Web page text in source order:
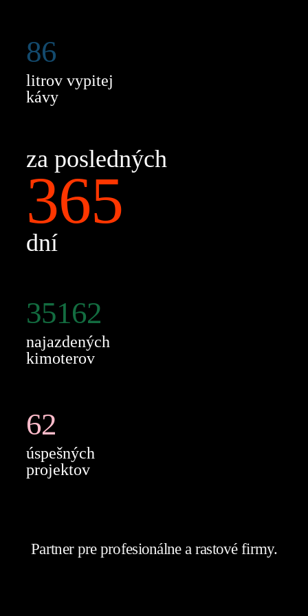
86
litrov vypitej
kávy
za posledných
365
dní
35162
najazdených
kimoterov
62
úspešných
projektov
Partner pre profesionálne a rastové firmy.